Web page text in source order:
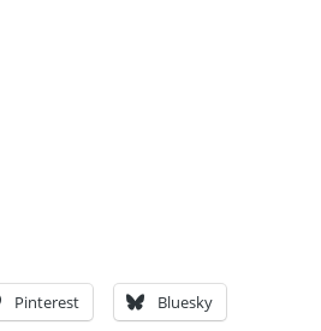
Pinterest Bluesky